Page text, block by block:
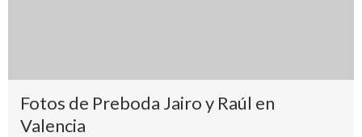
Fotos de Preboda Jairo y Raúl en
Valencia